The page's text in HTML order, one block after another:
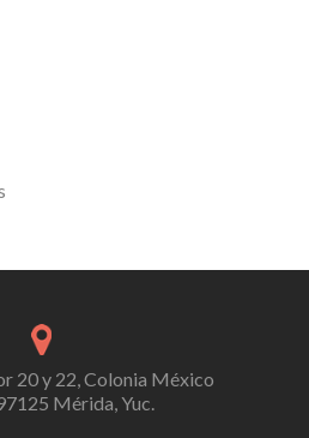
20 y 22, Colonia México
Mérida, Yuc.